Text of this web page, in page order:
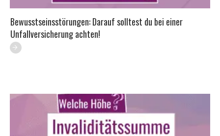
Bewusstseinsstörungen: Darauf solltest du bei einer
Unfallversicherung achten!